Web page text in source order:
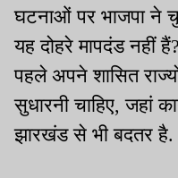
घटनाओं पर भाजपा ने
यह दोहरे मापदंड नहीं
पहले अपने शासित
सुधारनी चाहिए, जहां
झारखंड से भी बदतर है.